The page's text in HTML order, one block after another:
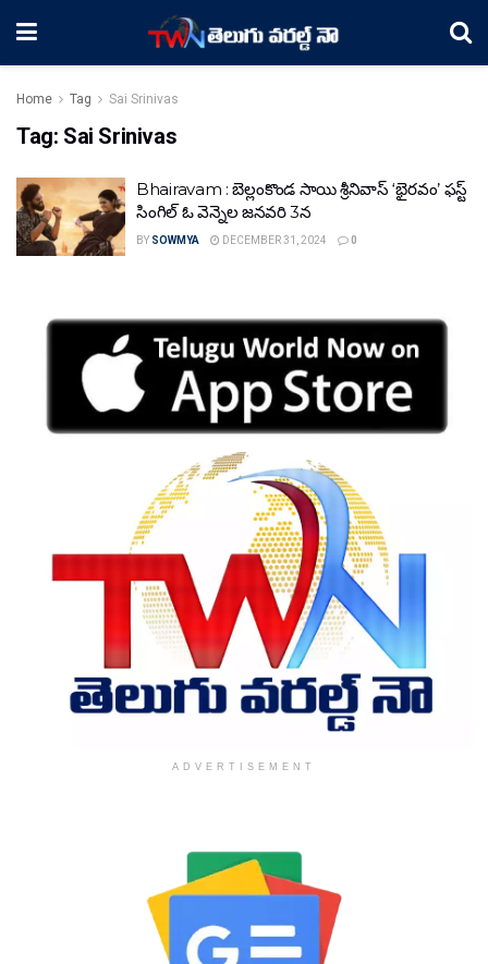
Home Tag Sai Srinivas
Tag: Sai Srinivas
Bhairavam : బెల్లంకొండ సాయి శ్రీనివాస్ ‘భైరవం’ ఫస్ట్
సింగిల్ ఓ వెన్నెల జనవరి 3న
BY SOWMYA DECEMBER 31, 2024 0
ADVERTISEMENT